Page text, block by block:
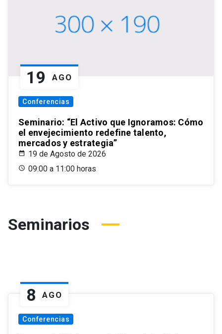
19 AGO
Conferencias
Seminario: “El Activo que Ignoramos: Cómo
el envejecimiento redefine talento,
mercados y estrategia”
19 de Agosto de 2026
09:00 a 11:00 horas
Seminarios
8 AGO
Conferencias